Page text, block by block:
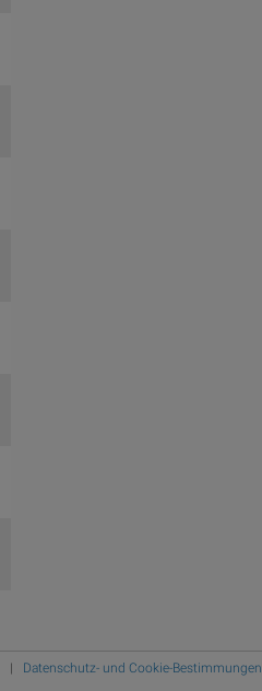
| Datenschutz- und Cookie-Bestimmungen